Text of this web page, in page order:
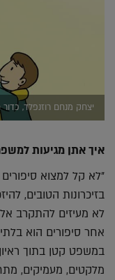
יצחק מנחם רוזנפלד, כדור
איך אתן מגיעות
"לא קל למצוא
בזיכרונות הטובים,
לא מעיזים להתקרב
אחר סיפורים הוא
במשפט קטן בתוך
מלקטים, מעמיקים,